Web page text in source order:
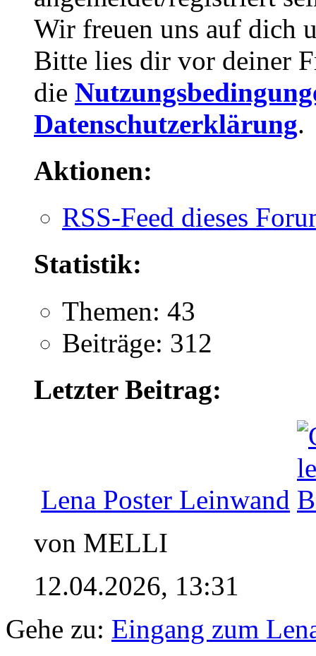
Wir freuen uns auf dich
Bitte lies dir vor deiner
die
Datenschutzerklärung.
Aktionen:
RSS-Feed dieses
Statistik:
Themen: 43
Beiträge: 312
Letzter Beitrag:
Lena Poster Leinwand
von MELLI
12.04.2026, 13:31
Gehe zu: Eingang zum